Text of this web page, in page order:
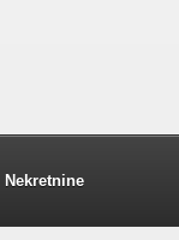
Nekretnine